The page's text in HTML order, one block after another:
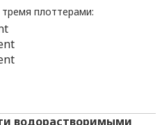
плоттерами:
водорастворимыми